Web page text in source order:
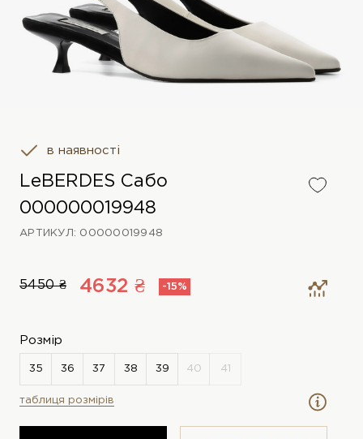
в наявності
LeBERDES Сабо
000000019948
АРТИКУЛ: 00000019948
5450 ₴ 4632 ₴ -15%
Розмір
таблиця розмірів